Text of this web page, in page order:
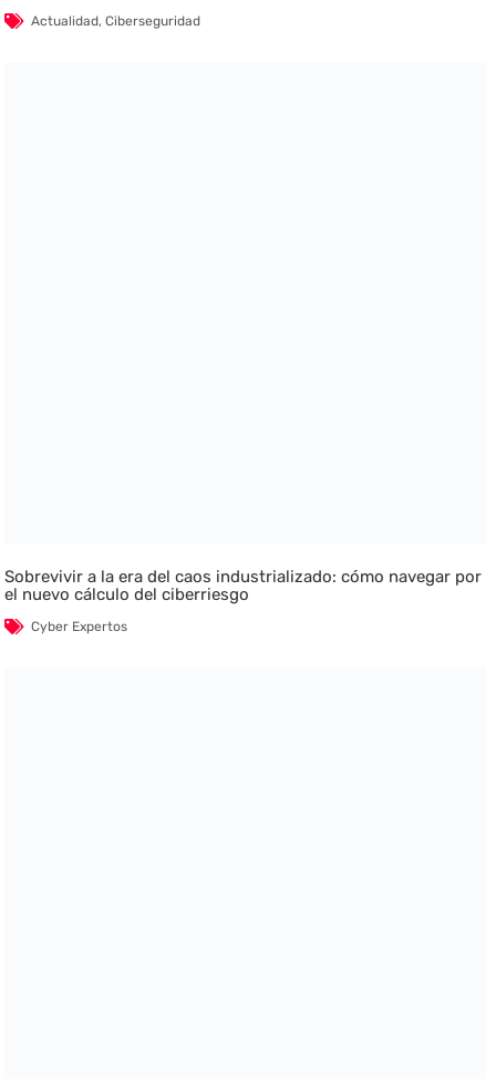
Actualidad,Ciberseguridad
Sobrevivir a la era del caos industrializado: cómo navegar por
el nuevo cálculo del ciberriesgo
Cyber Expertos